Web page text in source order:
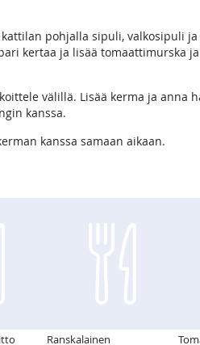
pohjalla sipuli, valkosipuli
kertaa ja lisää tomaattimurska
välillä. Lisää kerma ja anna
kanssa.
kanssa samaan aikaan.
Ranskalainen